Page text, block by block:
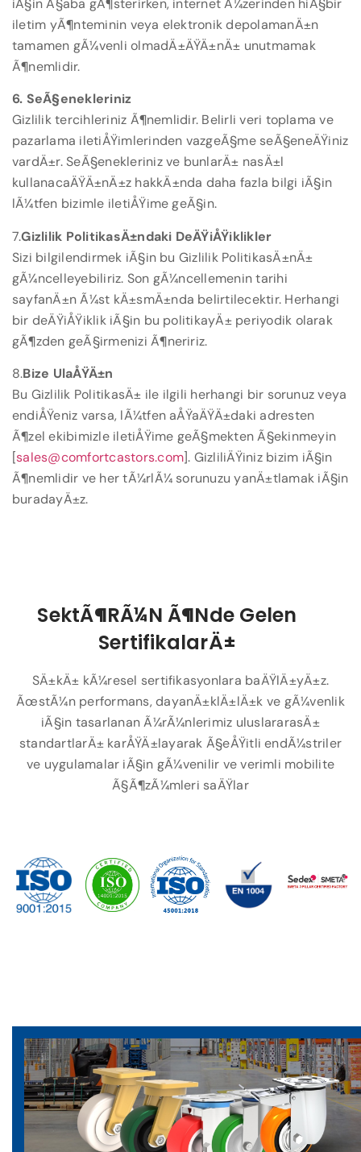
iÃ§in Ã§aba gÃ¶sterirken, internet Ã¼zerinden hiÃ§bir
iletim yÃ¶nteminin veya elektronik depolamanÄ±n
tamamen gÃ¼venli olmadÄ±ÄŸÄ±nÄ± unutmamak
Ã¶nemlidir.
6. SeÃ§enekleriniz
Gizlilik tercihleriniz Ã¶nemlidir. Belirli veri toplama ve
pazarlama iletiÅŸimlerinden vazgeÃ§me seÃ§eneÄŸiniz
vardÄ±r. SeÃ§enekleriniz ve bunlarÄ± nasÄ±l
kullanacaÄŸÄ±nÄ±z hakkÄ±nda daha fazla bilgi iÃ§in
lÃ¼tfen bizimle iletiÅŸime geÃ§in.
7.Gizlilik PolitikasÄ±ndaki DeÄŸiÅŸiklikler
Sizi bilgilendirmek iÃ§in bu Gizlilik PolitikasÄ±nÄ±
gÃ¼ncelleyebiliriz. Son gÃ¼ncellemenin tarihi
sayfanÄ±n Ã¼st kÄ±smÄ±nda belirtilecektir. Herhangi
bir deÄŸiÅŸiklik iÃ§in bu politikayÄ± periyodik olarak
gÃ¶zden geÃ§irmenizi Ã¶neririz.
8.Bize UlaÅŸÄ±n
Bu Gizlilik PolitikasÄ± ile ilgili herhangi bir sorunuz veya
endiÅŸeniz varsa, lÃ¼tfen aÅŸaÄŸÄ±daki adresten
Ã¶zel ekibimizle iletiÅŸime geÃ§mekten Ã§ekinmeyin
[sales@comfortcastors.com]. GizliliÄŸiniz bizim iÃ§in
Ã¶nemlidir ve her tÃ¼rlÃ¼ sorunuzu yanÄ±tlamak iÃ§in
buradayÄ±z.
SektÃ¶rÃ¼n Ã¶nde Gelen
SertifikalarÄ±
SÄ±kÄ± kÃ¼resel sertifikasyonlara baÄŸlÄ±yÄ±z.
ÃœstÃ¼n performans, dayanÄ±klÄ±lÄ±k ve gÃ¼venlik
iÃ§in tasarlanan Ã¼rÃ¼nlerimiz uluslararasÄ±
standartlarÄ± karÅŸÄ±layarak Ã§eÅŸitli endÃ¼striler
ve uygulamalar iÃ§in gÃ¼venilir ve verimli mobilite
Ã§Ã¶zÃ¼mleri saÄŸlar